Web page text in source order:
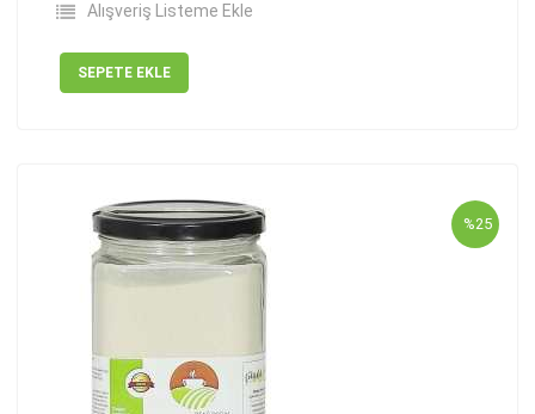
Alışveriş Listeme Ekle
SEPETE EKLE
%25